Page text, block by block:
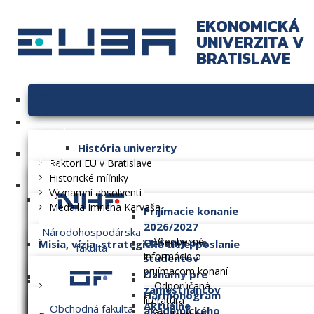
EKONOMICKÁ
UNIVERZITA V
BRATISLAVE
História univerzity
Rektori EU v Bratislave
Historické míľniky
Významní absolventi
Medaila Imricha Karvaša
Misia, vízia, strategické ciele, poslanie
Dlhodobý zámer
Fakulty
Národohospodárska
fakulta
Obchodná fakulta
Prijímacie konanie
2026/2027
Všeobecné
informácie o
prijímacom konaní
Odporúčaná
literatúra
Oznamy pre
študentov
Harmonogram
akademického
Oznamy pre
zamestnancov
Aktuálne